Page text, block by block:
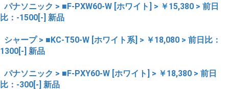
パナソニック > ■F-PXW60-W [ホワイト] > ￥15,380 > 前日
比：-1500[-] 新品
シャープ > ■KC-T50-W [ホワイト系] > ￥18,080 > 前日比：
1300[-] 新品
パナソニック > ■F-PXY60-W [ホワイト] > ￥18,380 > 前日
比：-300[-] 新品